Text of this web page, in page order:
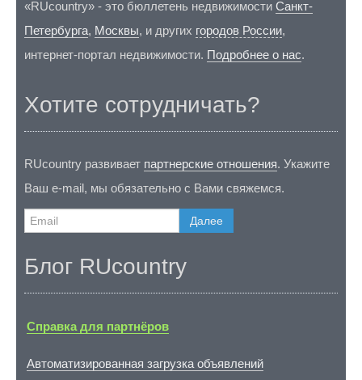
«RUcountry» - это бюллетень недвижимости Санкт-
Петербурга, Москвы, и других городов России,
интернет-портал недвижимости. Подробнее о нас.
Хотите сотрудничать?
RUcountry развивает партнерские отношения. Укажите
Ваш e-mail, мы обязательно с Вами свяжемся.
Далее
Блог RUcountry
Справка для партнёров
Автоматизированная загрузка объявлений